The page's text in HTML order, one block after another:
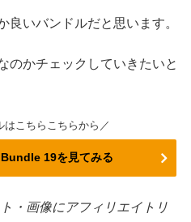
良いバンドルだと思います。
のかチェックしていきたいと
はこちらこちらから／
19を見てみる
・画像にアフィリエイトリ